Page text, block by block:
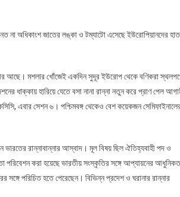
না অধিকাংশ জাতের লঙ্কা ও টম্যাটো এসেছে ইউরোপিয়ানদের হাত
আছে। মশলার খোঁজেই একদিন সুদূর ইউরোপ থেকে বণিকরা
ধাক্কায় হারিয়ে যেতে বসা নানা রান্না নতুন করে প্রাণ পেল
এবার সেশন ৬। পশ্চিমবঙ্গ থেকেও বেশ কয়েকজন
ভারতের রান্নাবান্নার আস্বাদ। মূল বিষয় ছিল ঐতিহ্যবাহী পদ ও
পরিবেশন করা হয়েছে ভারতীয় সংস্কৃতির সঙ্গে আপ্যায়নের
পরিচিত হতে পেরেছেন। বিভিন্ন প্রদেশ ও ঘরানার রান্নার